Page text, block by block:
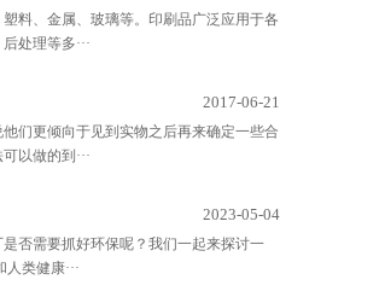
料、金属、玻璃等。印刷品广泛应用于各
处理等多···
2017-06-21
们更倾向于见到实物之后再来确定一些合
以做的到···
2023-05-04
否需要抓好环保呢？我们一起来探讨一
类健康···